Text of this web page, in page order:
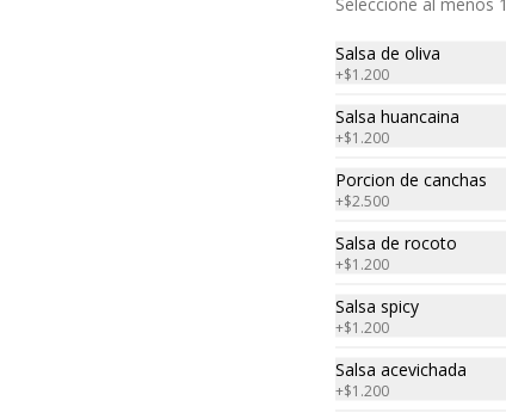
Salsa de oliva
+$1.200
Salsa huancaina
+$1.200
Porcion de canchas
+$2.500
Salsa de rocoto
+$1.200
Salsa spicy
+$1.200
Salsa acevichada
+$1.200